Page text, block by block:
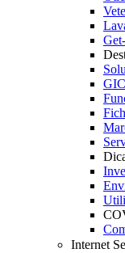
Internet